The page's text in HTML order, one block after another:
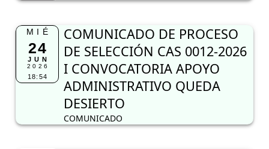
MIÉ
24
JUN
2026
18:54
COMUNICADO DE PROCESO
DE SELECCIÓN CAS 0012-2026
I CONVOCATORIA APOYO
ADMINISTRATIVO QUEDA
DESIERTO
COMUNICADO